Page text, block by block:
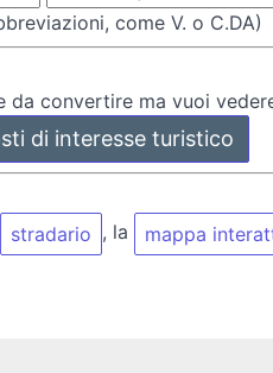
come V. o C.DA)
da convertire ma vuoi
stradario , la mappa